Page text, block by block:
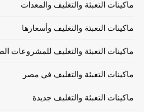
ماكينات التعبئة والتغليف والمعدات
ماكينات التعبئة والتغليف وأسعارها
ماكينات التعبئة والتغليف للمشروعات
ماكينات التعبئة والتغليف في مصر
ماكينات التعبئة والتغليف جديدة